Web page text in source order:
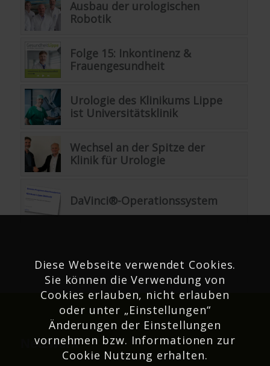
Ausbau der urologischen
Robotik
Folge 15: Inkontinenz &
Frauengesundheit
Urologie des Klinikums Lippe
ist Universitätsklinik
Wechsel an der Spitze der
Klinik für Urologie
DaVinci®-Operationssystem
Netzwerk
Diese Webseite verwendet Cookies.
Sie können die Verwendung von
Cookies erlauben, nicht erlauben
oder unter „Einstellungen“
Änderungen der Einstellungen
vornehmen bzw. Informationen zur
Cookie Nutzung erhalten.